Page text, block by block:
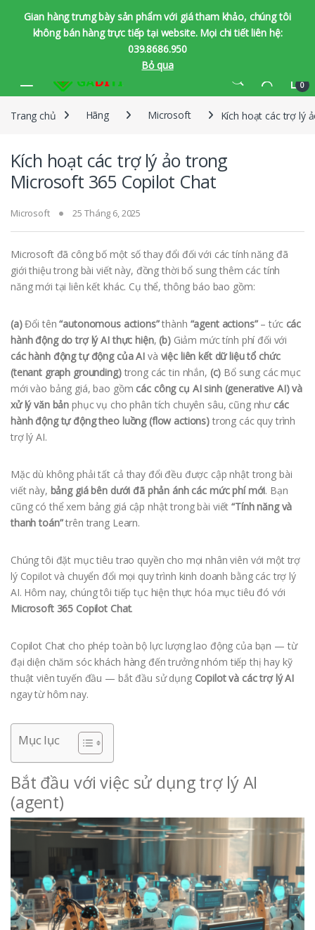
Gian hàng trưng bày sản phẩm với giá tham khảo, chúng tôi
không bán hàng trực tiếp tại website. Mọi chi tiết liên hệ:
039.8686.950
Bỏ qua
0
Trang chủ Hãng Microsoft Kích hoạt các trợ lý
Kích hoạt các trợ lý ảo trong
Microsoft 365 Copilot Chat
Microsoft 25 Tháng 6, 2025
Microsoft đã công bố một số thay đổi đối với các tính năng đã
giới thiệu trong bài viết này, đồng thời bổ sung thêm các tính
năng mới tại liên kết khác. Cụ thể, thông báo bao gồm:
(a)Đổi tên“autonomous actions”thành “agent actions”– tức các
hành động do trợ lý AI thực hiện, (b)Giảm mức tính phí đối với
các hành động tự động của AI và việc liên kết dữ liệu tổ chức
(tenant graph grounding)trong các tin nhắn, (c) Bổ sung các mục
mới vào bảng giá, bao gồm các công cụ AI sinh (generative AI) và
xử lý văn bản phục vụ cho phân tích chuyên sâu, cũng như các
hành động tự động theo luồng (flow actions)trong các quy trình
trợ lý AI.
Mặc dù không phải tất cả thay đổi đều được cập nhật trong bài
viết này, bảng giá bên dưới đã phản ánh các mức phí mới. Bạn
cũng có thể xem bảng giá cập nhật trong bài viết“Tính năng và
thanh toán”trên trang Learn.
Chúng tôi đặt mục tiêu trao quyền cho mọi nhân viên với một trợ
lý Copilot và chuyển đổi mọi quy trình kinh doanh bằng các trợ lý
AI. Hôm nay, chúng tôi tiếp tục hiện thực hóa mục tiêu đó với
Microsoft 365 Copilot Chat.
Copilot Chat cho phép toàn bộ lực lượng lao động của bạn — từ
đại diện chăm sóc khách hàng đến trưởng nhóm tiếp thị hay kỹ
thuật viên tuyến đầu — bắt đầu sử dụng Copilot và các trợ lý AI
ngay từ hôm nay.
Mục lục
Bắt đầu với việc sử dụng trợ lý AI
(agent)